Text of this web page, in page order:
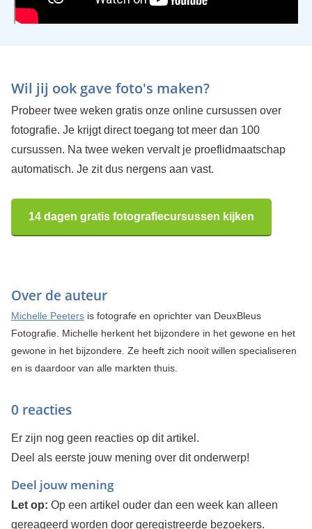
Wil jij ook gave foto's maken?
Probeer twee weken gratis onze online cursussen over
fotografie. Je krijgt direct toegang tot meer dan 100
cursussen. Na twee weken vervalt je proeflidmaatschap
automatisch. Je zit dus nergens aan vast.
14 dagen gratis fotografiecursussen kijken
Over de auteur
Michelle Peetersis fotografe en oprichter van DeuxBleus
Fotografie. Michelle herkent het bijzondere in het gewone en het
gewone in het bijzondere. Ze heeft zich nooit willen specialiseren
en is daardoor van alle markten thuis.
0 reacties
Er zijn nog geen reacties op dit artikel.
Deel als eerste jouw mening over dit onderwerp!
Deel jouw mening
Let op: Op een artikel ouder dan een week kan alleen
gereageerd worden door geregistreerde bezoekers.